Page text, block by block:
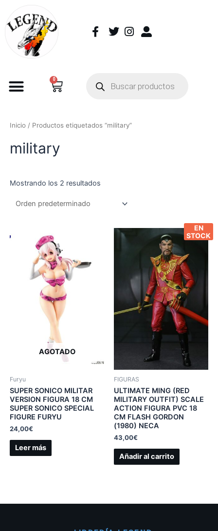
0
Inicio / Productos etiquetados “military”
military
Mostrando los 2 resultados
AGOTADO
Furyu
SUPER SONICO MILITAR
VERSION FIGURA 18 CM
SUPER SONICO SPECIAL
FIGURE FURYU
24,00€
Leer más
EN
STOCK
FIGURAS
ULTIMATE MING (RED
MILITARY OUTFIT) SCALE
ACTION FIGURA PVC 18
CM FLASH GORDON
(1980) NECA
43,00€
Añadir al carrito